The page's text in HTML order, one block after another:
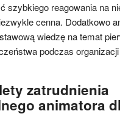
szybkiego reagowania na
cenna. Dodatkowo
wiedzę na temat
podczas
zatrudnienia
animatora